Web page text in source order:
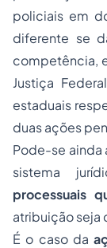
policiais em
diferente se
competência,
Justiça
estaduais
duas ações
Pode-se ainda
sistema
processuais
atribuição seja
É o caso da